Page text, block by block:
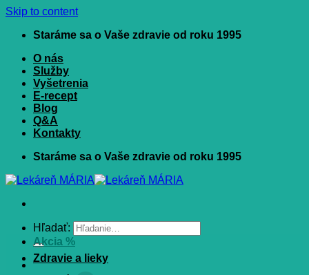
Skip to content
Staráme sa o Vaše zdravie od roku 1995
O nás
Služby
Vyšetrenia
E-recept
Blog
Q&A
Kontakty
Staráme sa o Vaše zdravie od roku 1995
Hľadať:
Akcia %
Zdravie a lieky